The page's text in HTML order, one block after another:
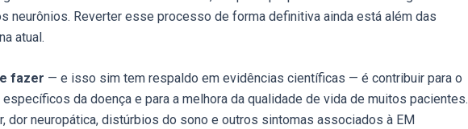
neurônios. Reverter esse processo de forma definitiva ainda está além das
atual.
fazer — e isso sim tem respaldo em evidências científicas — é contribuir para o
específicos da doença e para a melhora da qualidade de vida de muitos pacientes.
dor neuropática, distúrbios do sono e outros sintomas associados à EM